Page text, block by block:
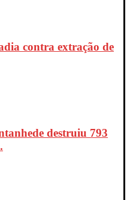
contra extração de
destruiu 793